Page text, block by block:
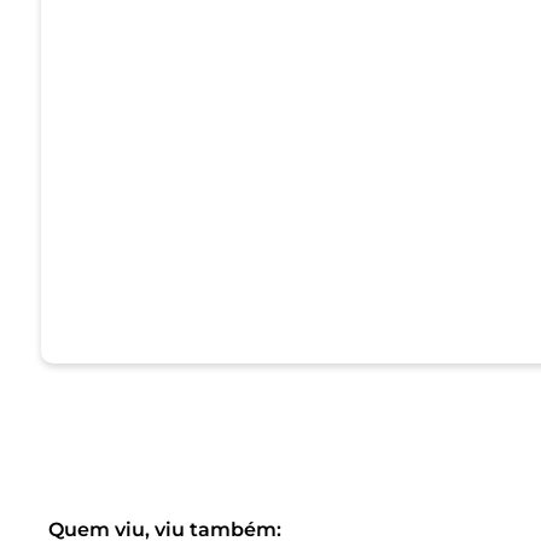
Quem viu, viu também: